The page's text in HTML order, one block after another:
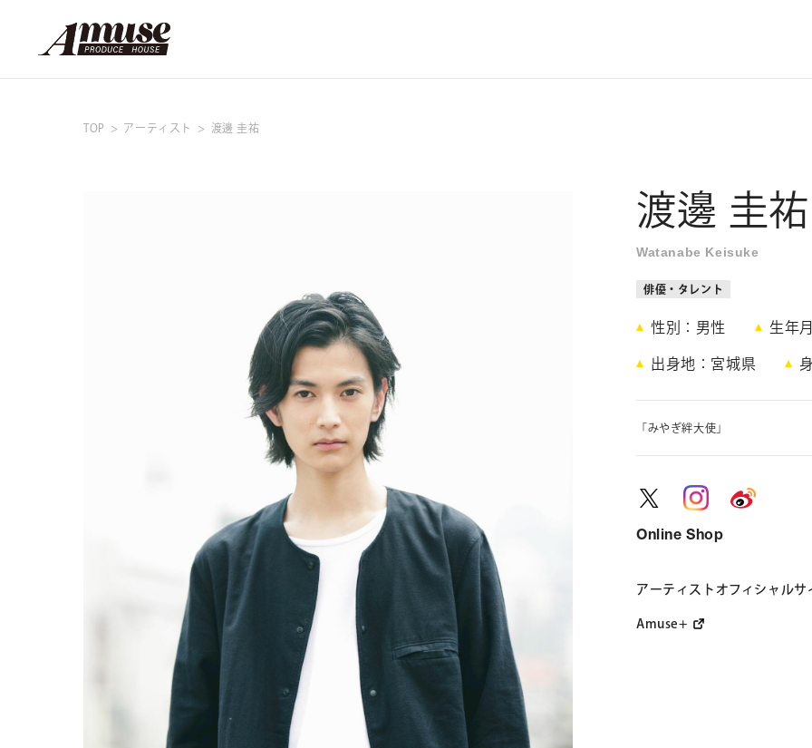
CONTACT お問い合わせ
個人のお客様
TOP アーティスト 渡邊 圭祐
渡邊 圭祐
Watanabe Keisuke
俳優・タレント
性別 男性 生年
出身地 宮城県
「みやぎ絆大使」
Online Shop
アーティストオフィシャルサ
Amuse+